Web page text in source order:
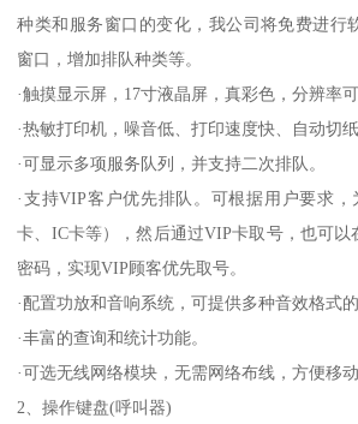
种类和服务窗口的变化，我公司将免费进行
窗口，增加排队种类等。
·触摸显示屏，17寸液晶屏，真彩色，分辨率可
·热敏打印机，噪音低、打印速度快、自动切
·可显示多项服务队列，并支持二次排队。
·支持VIP客户优先排队。可根据用户要求
卡、IC卡等），然后通过VIP卡取号，也可以
密码，实现VIP顾客优先取号。
·配置功放和音响系统，可提供多种音效格式
·丰富的查询和统计功能。
·可选无线网络模块，无需网络布线，方便移
2、操作键盘(呼叫器)